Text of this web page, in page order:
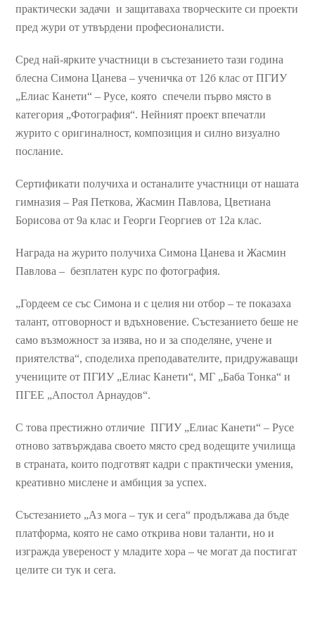
практически задачи и защитаваха творческите си проекти
пред жури от утвърдени професионалисти.
Сред най-ярките участници в състезанието тази година
блесна Симона Цанева – ученичка от 12б клас от ПГИУ
„Елиас Канети“ – Русе, която спечели първо място в
категория „Фотография“. Нейният проект впечатли
журито с оригиналност, композиция и силно визуално
послание.
Сертификати получиха и останалите участници от нашата
гимназия – Рая Петкова, Жасмин Павлова, Цветиана
Борисова от 9а клас и Георги Георгиев от 12а клас.
Награда на журито получиха Симона Цанева и Жасмин
Павлова – безплатен курс по фотография.
„Гордеем се със Симона и с целия ни отбор – те показаха
талант, отговорност и вдъхновение. Състезанието беше не
само възможност за изява, но и за споделяне, учене и
приятелства“, споделиха преподавателите, придружаващи
учениците от ПГИУ „Елиас Канети“, МГ „Баба Тонка“ и
ПГЕЕ „Апостол Арнаудов“.
С това престижно отличие ПГИУ „Елиас Канети“ – Русе
отново затвърждава своето място сред водещите училища
в страната, които подготвят кадри с практически умения,
креативно мислене и амбиция за успех.
Състезанието „Аз мога – тук и сега“ продължава да бъде
платформа, която не само открива нови таланти, но и
изгражда увереност у младите хора – че могат да постигат
целите си тук и сега.